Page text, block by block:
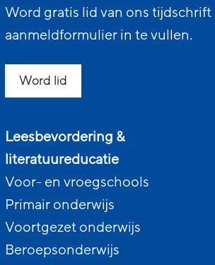
Word gratis lid van ons
aanmeldformulier in te vullen.
Word lid
Leesbevordering &
literatuureducatie
Voor- en vroegschools
Primair onderwijs
Voortgezet onderwijs
Beroepsonderwijs